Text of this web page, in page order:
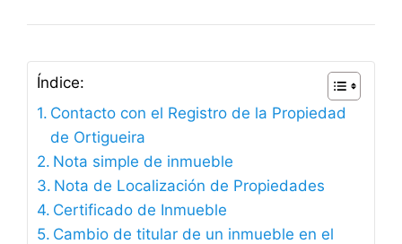
Índice:
Contacto con el Registro de la Propiedad
de Ortigueira
Nota simple de inmueble
Nota de Localización de Propiedades
Certificado de Inmueble
Cambio de titular de un inmueble en el